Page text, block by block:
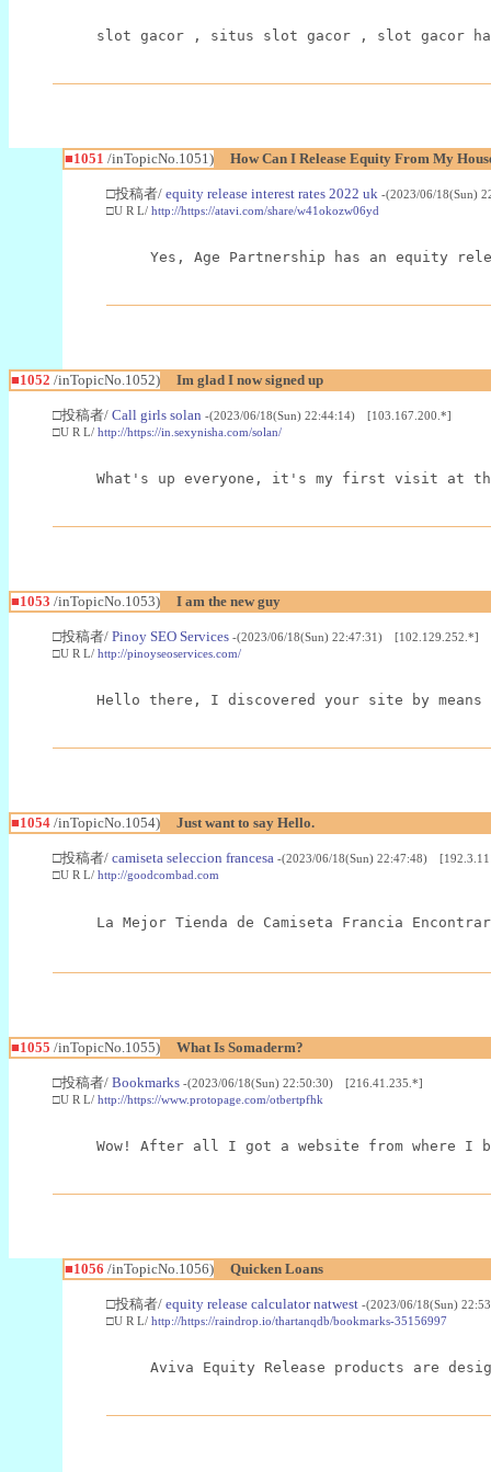
slot gacor , situs slot gacor , slot gacor
■1051 /inTopicNo.1051) How Can I Release Equity From My
□投稿者/ equity release interest rates 2022 uk -(2023/06/18(Sun)
□U R L/ http://https://atavi.com/share/w41okozw06yd
Yes, Age Partnership has an equity
■1052 /inTopicNo.1052) Im glad I now signed up
□投稿者/ Call girls solan -(2023/06/18(Sun) 22:44:14) [103.167.200.*]
□U R L/ http://https://in.sexynisha.com/solan/
What's up everyone, it's my first visit at
■1053 /inTopicNo.1053) I am the new guy
□投稿者/ Pinoy SEO Services -(2023/06/18(Sun) 22:47:31) [102.129.252.*]
□U R L/ http://pinoyseoservices.com/
Hello there, I discovered your site by
■1054 /inTopicNo.1054) Just want to say Hello.
□投稿者/ camiseta seleccion francesa -(2023/06/18(Sun) 22:47:48)
□U R L/ http://goodcombad.com
La Mejor Tienda de Camiseta Francia
■1055 /inTopicNo.1055) What Is Somaderm?
□投稿者/ Bookmarks -(2023/06/18(Sun) 22:50:30) [216.41.235.*]
□U R L/ http://https://www.protopage.com/otbertpfhk
Wow! After all I got a website from where I
■1056 /inTopicNo.1056) Quicken Loans
□投稿者/ equity release calculator natwest -(2023/06/18(Sun)
□U R L/ http://https://raindrop.io/thartanqdb/bookmarks-35156997
Aviva Equity Release products are